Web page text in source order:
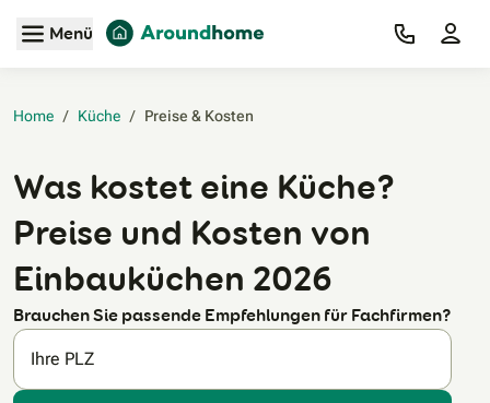
Zum Hauptinhalt
Menü
Home / Küche / Preise & Kosten‎
Was kostet eine Küche?
Preise und Kosten von
Einbauküchen 2026
Brauchen Sie passende Empfehlungen für Fachfirmen?
Ihre PLZ